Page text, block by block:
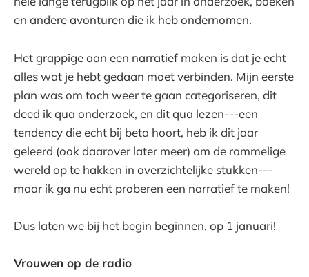
en andere avonturen die ik heb ondernomen.
Het grappige aan een narratief maken is dat je echt
alles wat je hebt gedaan moet verbinden. Mijn eerste
plan was om toch weer te gaan categoriseren, dit
deed ik qua onderzoek, en dit qua lezen---een
tendency die echt bij beta hoort, heb ik dit jaar
geleerd (ook daarover later meer) om de rommelige
wereld op te hakken in overzichtelijke stukken---
maar ik ga nu echt proberen een narratief te maken!
Dus laten we bij het begin beginnen, op 1 januari!
Vrouwen op de radio